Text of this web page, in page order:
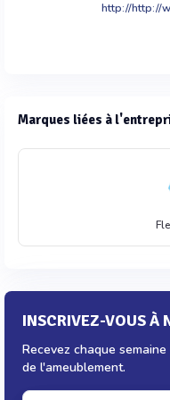
http://http://
Marques liées à
INSCRIVEZ-VOUS À
Recevez chaque
de l'ameublement.